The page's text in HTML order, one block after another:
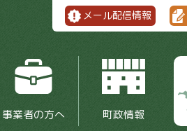
メール配信情報
事業者の方へ 町政情報